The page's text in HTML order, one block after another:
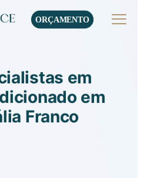
ORÇAMENTO
em
em
Franco